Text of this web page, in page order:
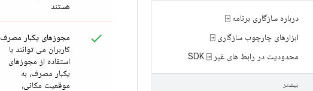
درباره سازگاری برنامه ⍈
ابزارهای چارچوب سازگاری ⍈
محدودیت در رابط های غیر SDK ⍈
بیشتر
هستند
مجوزهای یکبار مصرف
کاربران می توانند با
استفاده از مجوزهای
یکبار مصرف، به
موقعیت مکانی،